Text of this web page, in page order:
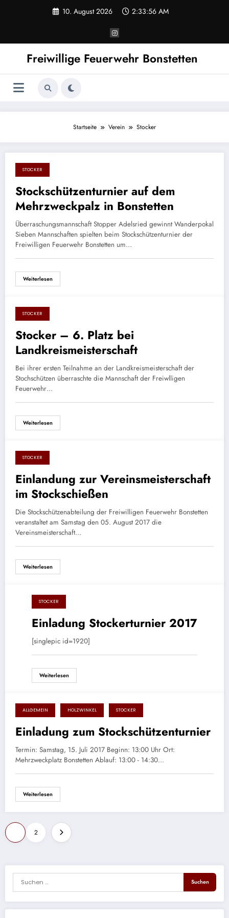
10. August 2026 2:33:56 AM
Freiwillige Feuerwehr Bonstetten
Startseite Verein Stocker
7. August 2017
STOCKER
Stockschützenturnier auf dem
Mehrzweckpalz in Bonstetten
Überraschungsmannschaft Stopper Adelsried gewinnt Wanderpokal
Sieben Mannschaften spielten beim Stockschützenturnier der
Freiwilligen Feuerwehr Bonstetten um…
Weiterlesen
7. August 2017
STOCKER
Stocker – 6. Platz bei
Landkreismeisterschaft
Bei ihrer ersten Teilnahme an der Landkreismeisterschaft der
Stochschützen überraschte die Mannschaft der Freiwlligen
Feuerwehr…
Weiterlesen
30. Juli 2017
STOCKER
Einlandung zur Vereinsmeisterschaft
im Stockschießen
Die Stockschützenabteilung der Freiwilligen Feuerwehr Bonstetten
veranstaltet am Samstag den 05. August 2017 die
Vereinsmeisterschaft…
Weiterlesen
8. Juli 2017
STOCKER
Einladung Stockerturnier 2017
[singlepic id=1920]
Weiterlesen
7. Juli 2017
ALLGEMEIN HOLZWINKEL STOCKER
Einladung zum Stockschützenturnier
Termin: Samstag, 15. Juli 2017 Beginn: 13:00 Uhr Ort:
Mehrzweckplatz Bonstetten Ablauf: 13:00 - 14:30…
Weiterlesen
Seitennummerierung
der
Beiträge
2